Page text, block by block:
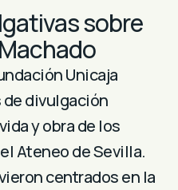
sobre
Unicaja
de divulgación
y obra de los
Ateneo de Sevilla.
centrados en la